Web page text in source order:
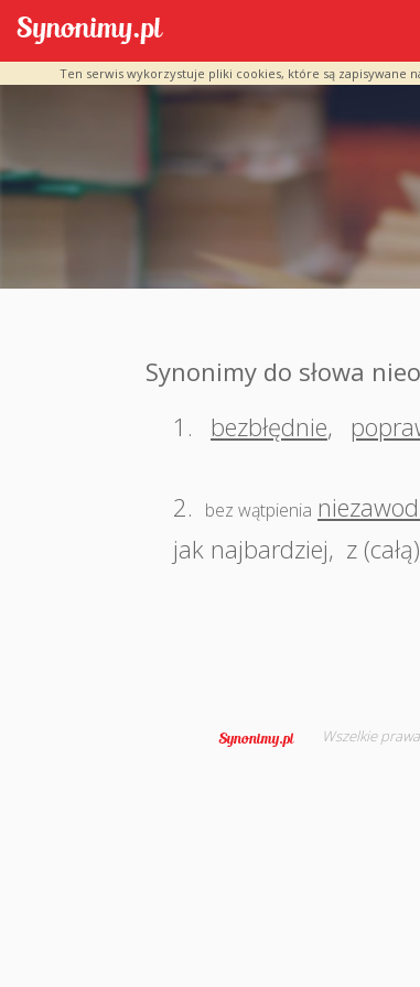
Ten serwis wykorzystuje pliki cookies, które są zapisywane
Synonimy do słowa
1.
bezbłędnie,
2. bez wątpienia
jak najbardziej, z
Wszelkie